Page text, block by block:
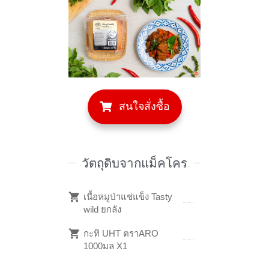
สนใจสั่งซื้อ
วัตถุดิบจากแม็คโคร
เนื้อหมูป่าแช่แข็ง Tasty
wild ยกลัง
กะทิ UHT ตราARO
1000มล X1